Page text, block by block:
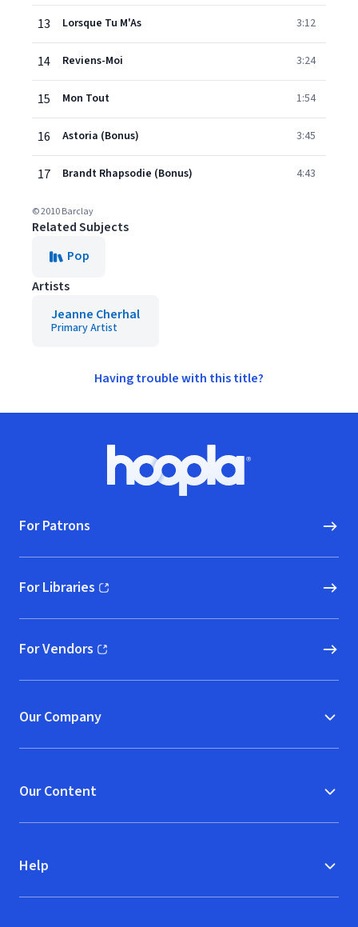
13 Lorsque Tu M'As 3:12
14 Reviens-Moi 3:24
15 Mon Tout 1:54
16 Astoria (Bonus) 3:45
17 Brandt Rhapsodie (Bonus) 4:43
© 2010 Barclay
Related Subjects
Pop
Artists
Jeanne Cherhal
Primary Artist
Having trouble with this title?
Hoopla logo, Go to homepage
For Patrons
For Libraries
(opens in new window)
For Vendors
(opens in new window)
Our Company
Our Content
Help